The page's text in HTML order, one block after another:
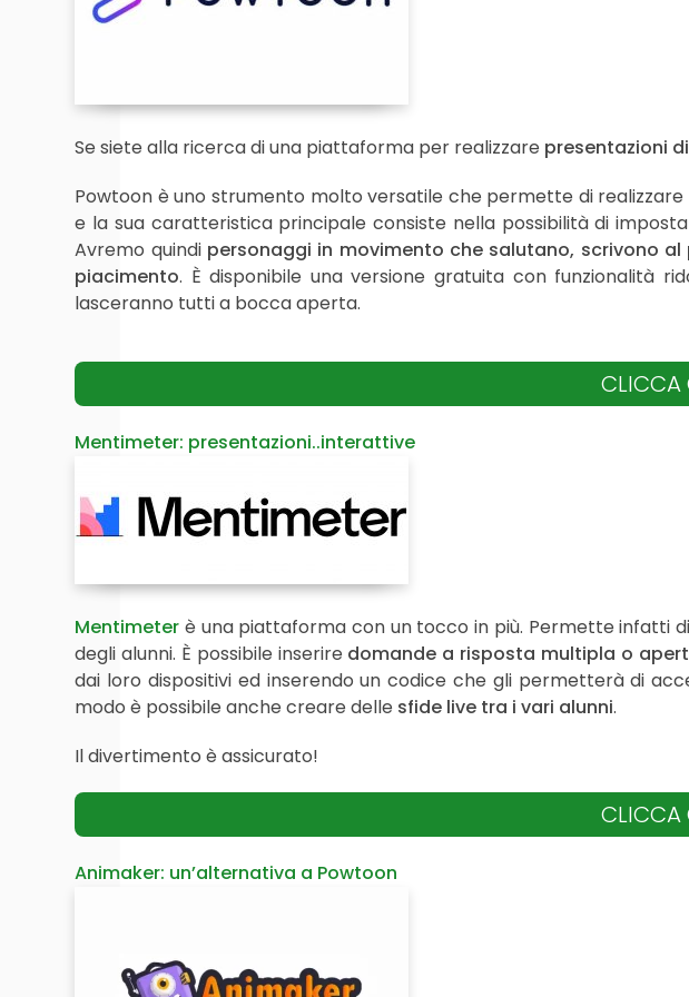
Se siete alla ricerca di una piattaforma per realizzare presentazioni
Powtoon è uno strumento molto versatile che permette di realizzare
e la sua caratteristica principale consiste nella possibilità di
Avremo quindi personaggi in movimento che salutano, scrivono
piacimento. È disponibile una versione gratuita con funzionalità
lasceranno tutti a bocca aperta.
CLICCA
Mentimeter: presentazioni..interattive
Mentimeter è una piattaforma con un tocco in più. Permette infatti
degli alunni. È possibile inserire domande a risposta multipla o
dai loro dispositivi ed inserendo un codice che gli permetterà di
modo è possibile anche creare delle sfide live tra i vari alunni.
Il divertimento è assicurato!
CLICCA
Animaker: un’alternativa a Powtoon